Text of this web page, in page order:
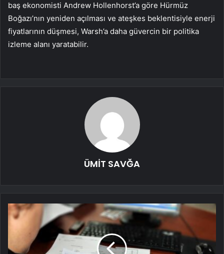
baş ekonomisti Andrew Hollenhorst’a göre Hürmüz
Boğazı’nın yeniden açılması ve ateşkes beklentisiyle enerji
fiyatlarının düşmesi, Warsh’a daha güvercin bir politika
izleme alanı yaratabilir.
ÜMİT SAVĞA